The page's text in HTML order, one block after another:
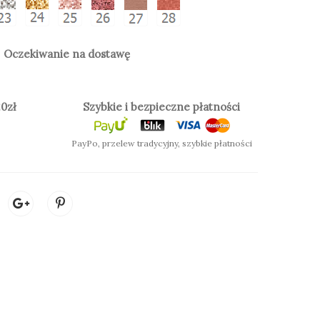
Oczekiwanie na dostawę
Szybkie i bezpieczne płatności
PayPo, przelew tradycyjny, szybkie płatności